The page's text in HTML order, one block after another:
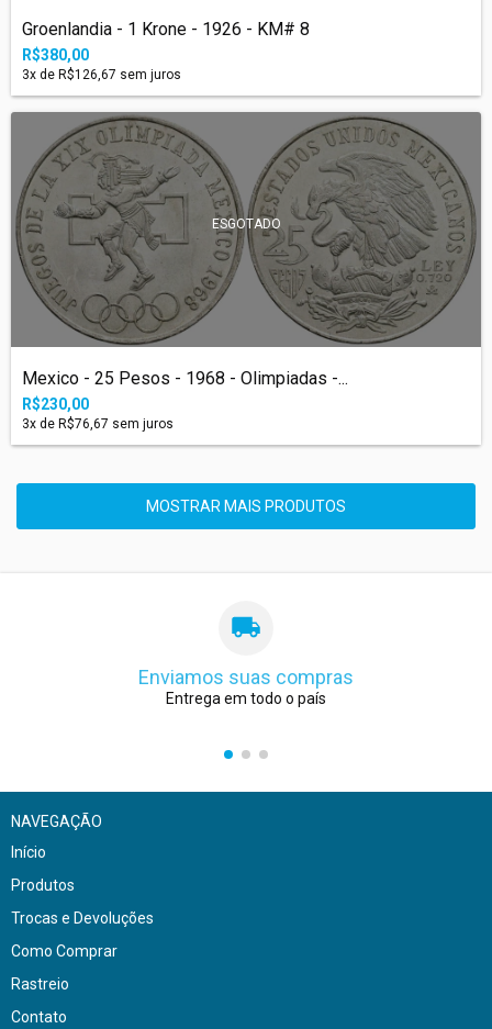
Groenlandia - 1 Krone - 1926 - KM# 8
R$380,00
3x de R$126,67 sem juros
ESGOTADO
Mexico - 25 Pesos - 1968 - Olimpiadas -...
R$230,00
3x de R$76,67 sem juros
MOSTRAR MAIS PRODUTOS
Enviamos suas compras
Entrega em todo o país
NAVEGAÇÃO
Início
Produtos
Trocas e Devoluções
Como Comprar
Rastreio
Contato